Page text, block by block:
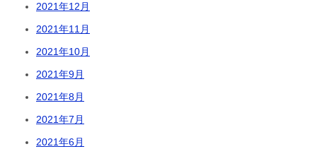
2021年12月
2021年11月
2021年10月
2021年9月
2021年8月
2021年7月
2021年6月